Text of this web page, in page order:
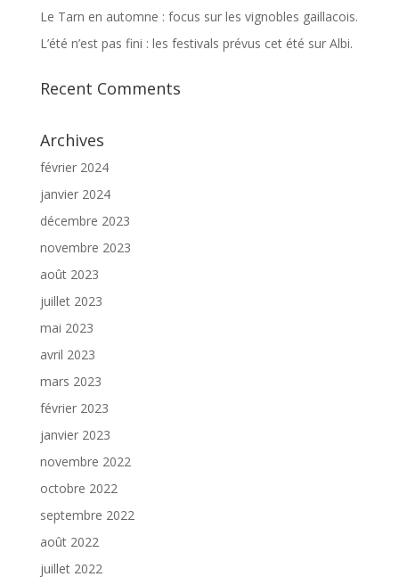
Le Tarn en automne : focus sur les vignobles gaillacois.
L’été n’est pas fini : les festivals prévus cet été sur Albi.
Recent Comments
Archives
février 2024
janvier 2024
décembre 2023
novembre 2023
août 2023
juillet 2023
mai 2023
avril 2023
mars 2023
février 2023
janvier 2023
novembre 2022
octobre 2022
septembre 2022
août 2022
juillet 2022